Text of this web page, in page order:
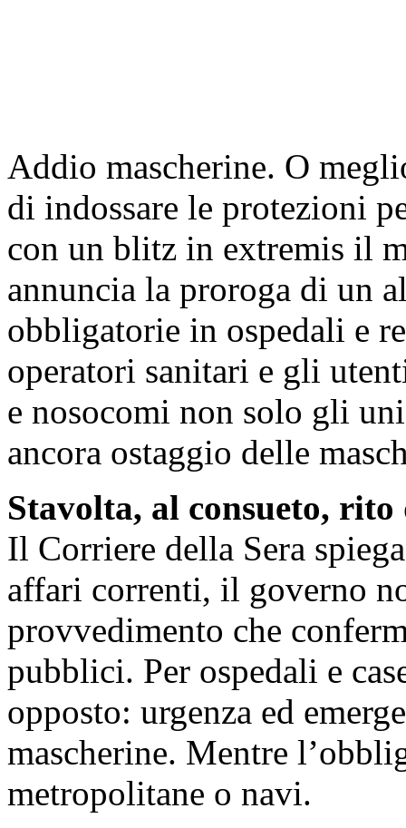
Addio mascherine. O
di indossare le protezioni
con un blitz in extremis il
annuncia la proroga di un
obbligatorie in ospedali e
operatori sanitari e gli
e nosocomi non solo gli
ancora ostaggio delle
Stavolta, al consueto,
Il Corriere della Sera
affari correnti, il governo
provvedimento che
pubblici. Per ospedali e
opposto: urgenza ed
mascherine. Mentre
metropolitane o navi.